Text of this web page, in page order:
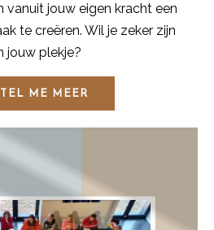
vanuit jouw eigen kracht een
te creëren. Wil je zeker zijn
jouw plekje?
ME MEER